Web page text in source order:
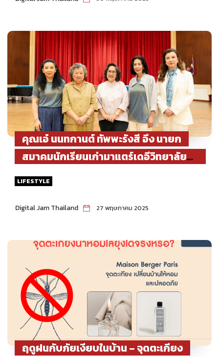
คุณเอ๋ นนทกานต์ ทัพพะรังสี อึง นายก
สมาคมนักเรียนเก่ามาแตร์เดอีวิทยาลัย ใน
พระบรมราชูปถัมภ์ และคณะกรรมการสมา
2025
LIFESTYLE
Digital Jam Thailand 27 พฤษภาคม 2025
ฤดูฝนกับภัยเงียบในบ้าน – จุดตะเกียง